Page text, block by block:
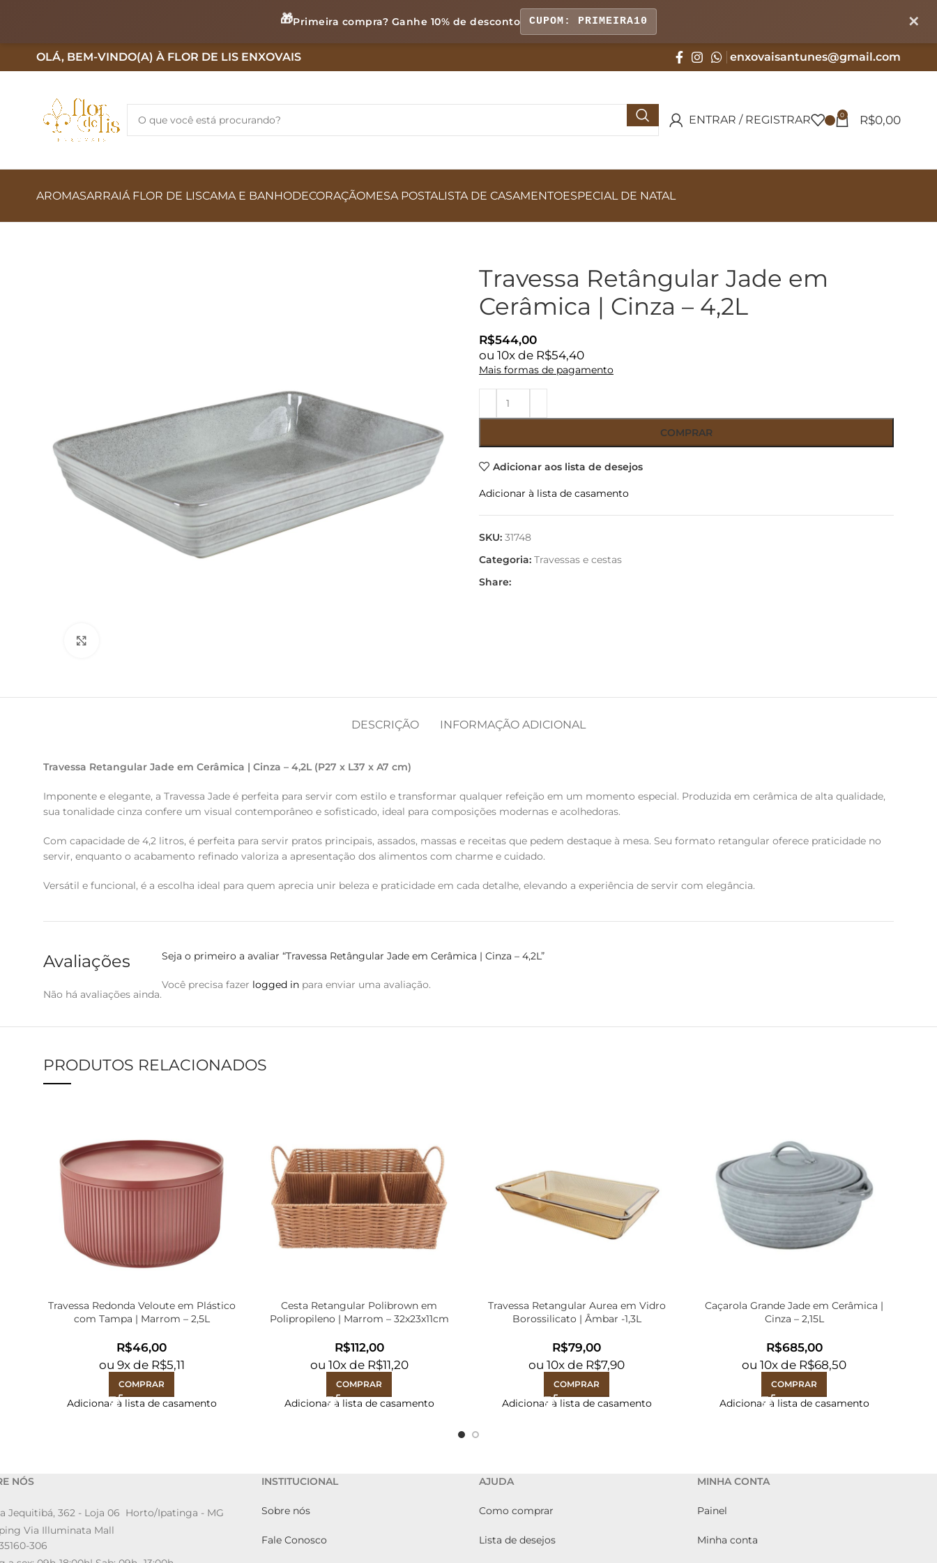
🎁Primeira compra? Ganhe 10% de desconto CUPOM: PRIMEIRA10 ✕
OLÁ, BEM-VINDO(A) À FLOR DE LIS ENXOVAIS enxovaisantunes@gmail.com
ENTRAR / REGISTRAR 0 R$0,00
AROMASARRAIÁ FLOR DE LISCAMA E BANHODECORAÇÃOMESA POSTALISTA DE CASAMENTOESPECIAL DE NATAL
Travessa Retângular Jade em
Cerâmica | Cinza – 4,2L
R$544,00
ou 10x de R$54,40
Mais formas de pagamento
COMPRAR
Adicionar aos lista de desejos
Adicionar à lista de casamento
SKU: 31748
Categoria: Travessas e cestas
Share:
DESCRIÇÃO INFORMAÇÃO ADICIONAL
Travessa Retangular Jade em Cerâmica | Cinza – 4,2L (P27 x L37 x A7 cm)
Imponente e elegante, a Travessa Jade é perfeita para servir com estilo e transformar qualquer refeição em um momento especial. Produzida em cerâmica de alta qualidade,
sua tonalidade cinza confere um visual contemporâneo e sofisticado, ideal para composições modernas e acolhedoras.
Com capacidade de 4,2 litros, é perfeita para servir pratos principais, assados, massas e receitas que pedem destaque à mesa. Seu formato retangular oferece praticidade no
servir, enquanto o acabamento refinado valoriza a apresentação dos alimentos com charme e cuidado.
Versátil e funcional, é a escolha ideal para quem aprecia unir beleza e praticidade em cada detalhe, elevando a experiência de servir com elegância.
Avaliações
Não há avaliações ainda.
Seja o primeiro a avaliar “Travessa Retângular Jade em Cerâmica | Cinza – 4,2L”
Você precisa fazer logged in para enviar uma avaliação.
PRODUTOS RELACIONADOS
Travessa Redonda Veloute em Plástico
com Tampa | Marrom – 2,5L
R$
ou 9x de R$5,11
COMPRAR
Adicionar à lista de casamento
Cesta Retangular Polibrown em
Polipropileno | Marrom – 32x23x11cm
R$
ou 10x de R$11,20
COMPRAR
Adicionar à lista de casamento
Travessa Retangular Aurea em Vidro
Borossilicato | Âmbar -1,3L
R$
ou10x de R$7,90
COMPRAR
Adicionar à lista de casamento
Caçarola Grande Jade em Cerâmica |
Cinza – 2,15L
R$
ou10x de R$68,50
COMPRAR
Adicionar à lista de casamento
NÓS
Jequitibá, 362 - Loja 06 Horto/Ipatinga - MG
Via Illuminata Mall
306
INSTITUCIONAL
Sobre nós
Fale Conosco
AJUDA
Como comprar
Lista de desejos
MINHA CONTA
Painel
Minha conta